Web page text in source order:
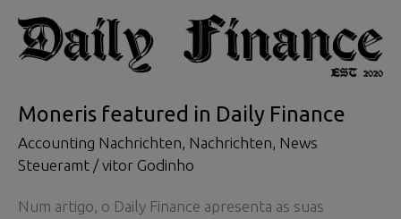
Finance
Moneris featured in Daily Finance
Accounting Nachrichten, Nachrichten, News
Steueramt /vitor Godinho
Num artigo, o Daily Finance apresenta as suas